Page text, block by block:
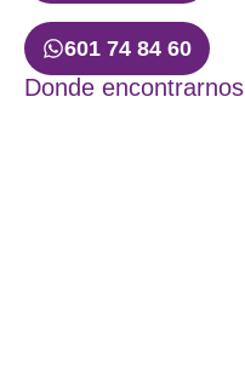
601 74 84 60
Donde encontrarnos